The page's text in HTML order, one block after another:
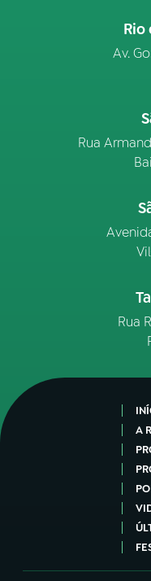
Rio
Av.
Rua
Rua
A